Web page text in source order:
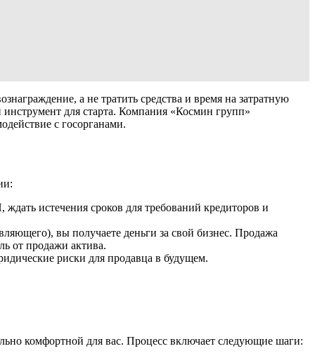
а не тратить средства и время на затратную
для старта. Компания «Космин групп»
с госорганами.
истечения сроков для требований кредиторов и
вы получаете деньги за свой бизнес. Продажа
от продажи актива.
риски для продавца в будущем.
комфортной для вас. Процесс включает следующие шаги: